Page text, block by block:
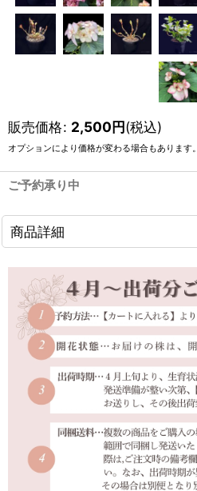
販売価格: 2,500円(税込)
オプションにより価格が変わる場合もあります。
ご予約承り中
商品詳細